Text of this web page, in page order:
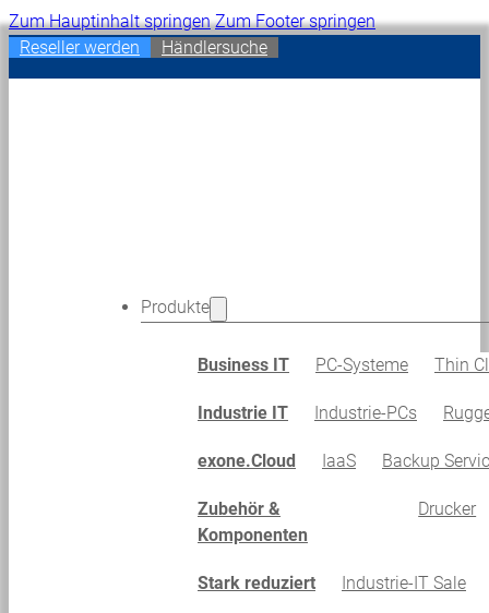
Zum Hauptinhalt springen Zum Footer springen
Reseller werden
Händlersuche
Produkte
Business IT PC-Systeme Thin
Industrie IT Industrie-PCs
exone.Cloud IaaS Backup
Zubehör &
Komponenten
Drucker
Stark reduziert Industrie-IT Sale